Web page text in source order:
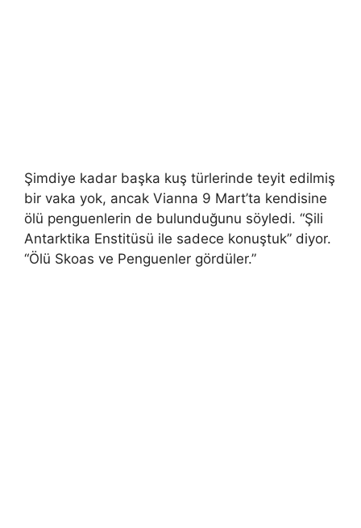
Şimdiye kadar başka kuş türlerinde teyit edilmiş
bir vaka yok, ancak Vianna 9 Mart’ta kendisine
ölü penguenlerin de bulunduğunu söyledi. “Şili
Antarktika Enstitüsü ile sadece konuştuk” diyor.
“Ölü Skoas ve Penguenler gördüler.”